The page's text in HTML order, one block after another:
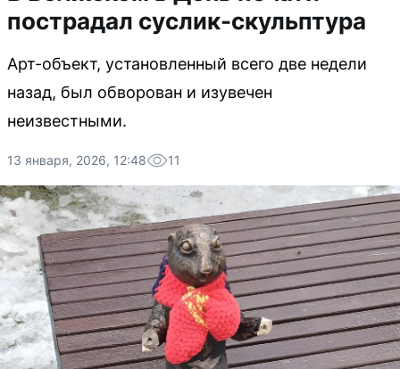
пострадал суслик-скульптура
Арт-объект, установленный всего две недели
назад, был обворован и изувечен
неизвестными.
13 января, 2026, 12:48 11